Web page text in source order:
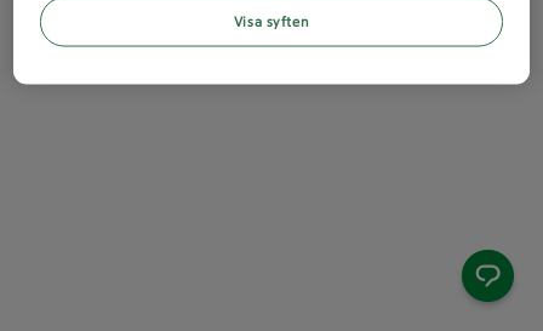
Visa syften